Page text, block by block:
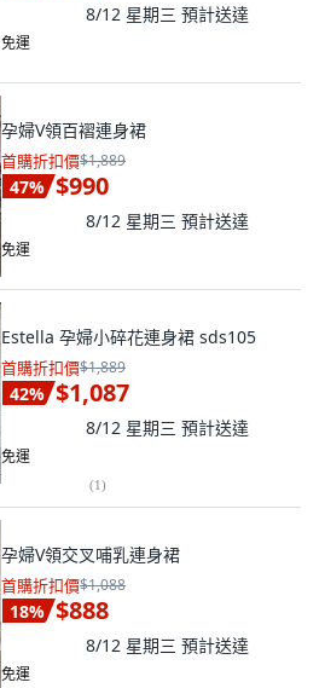
8/12 星期三 預計送達
免運
孕婦V領百褶連身裙
首購折扣價$1,889
47% $990
8/12 星期三 預計送達
免運
Estella 孕婦小碎花連身裙 sds105
首購折扣價$1,889
42% $1,087
8/12 星期三 預計送達
免運
(1)
孕婦V領交叉哺乳連身裙
首購折扣價$1,088
18% $888
8/12 星期三 預計送達
免運